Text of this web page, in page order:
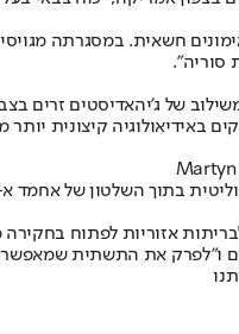
חשאית. במסגרתה
סוריה".
של ג'יהאדיסטים
באידיאולוגיה קיצונית
בתוך השלטון של אחמד
אזוריות לפתוח
ו"לפרק את התשתית